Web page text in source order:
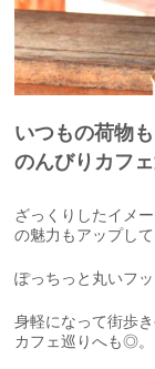
いつもの荷物
のんびりカフ
ざっくりしたイメ
の魅力もアップして
ぽっちっと丸いフ
身軽になって街歩
カフェ巡りへも◎。